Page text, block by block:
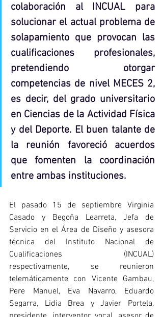
colaboración al INCUAL para
solucionar el actual problema de
solapamiento que provocan las
cualificaciones profesionales,
pretendiendo otorgar
competencias de nivel MECES 2,
es decir, del grado universitario
en Ciencias de la Actividad Física
y del Deporte. El buen talante de
la reunión favoreció acuerdos
que fomenten la coordinación
entre ambas instituciones.
El pasado 15 de septiembre Virginia
Casado y Begoña Learreta, Jefa de
Servicio en el Área de Diseño y asesora
técnica del Instituto Nacional de
Cualificaciones (INCUAL)
respectivamente, se reunieron
telemáticamente con Vicente Gambau,
Pere Manuel, Eva Navarro, Eduardo
Segarra, Lidia Brea y Javier Portela,